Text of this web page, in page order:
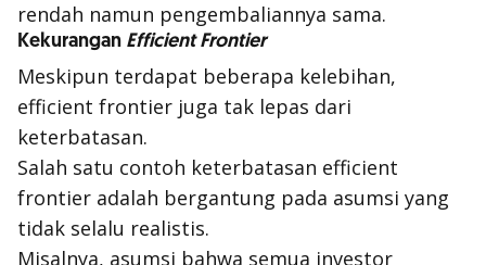
rendah namun pengembaliannya sama.
Kekurangan Efficient Frontier
Meskipun terdapat beberapa kelebihan,
efficient frontier juga tak lepas dari
keterbatasan.
Salah satu contoh keterbatasan efficient
frontier adalah bergantung pada asumsi yang
tidak selalu realistis.
Misalnya, asumsi bahwa semua investor